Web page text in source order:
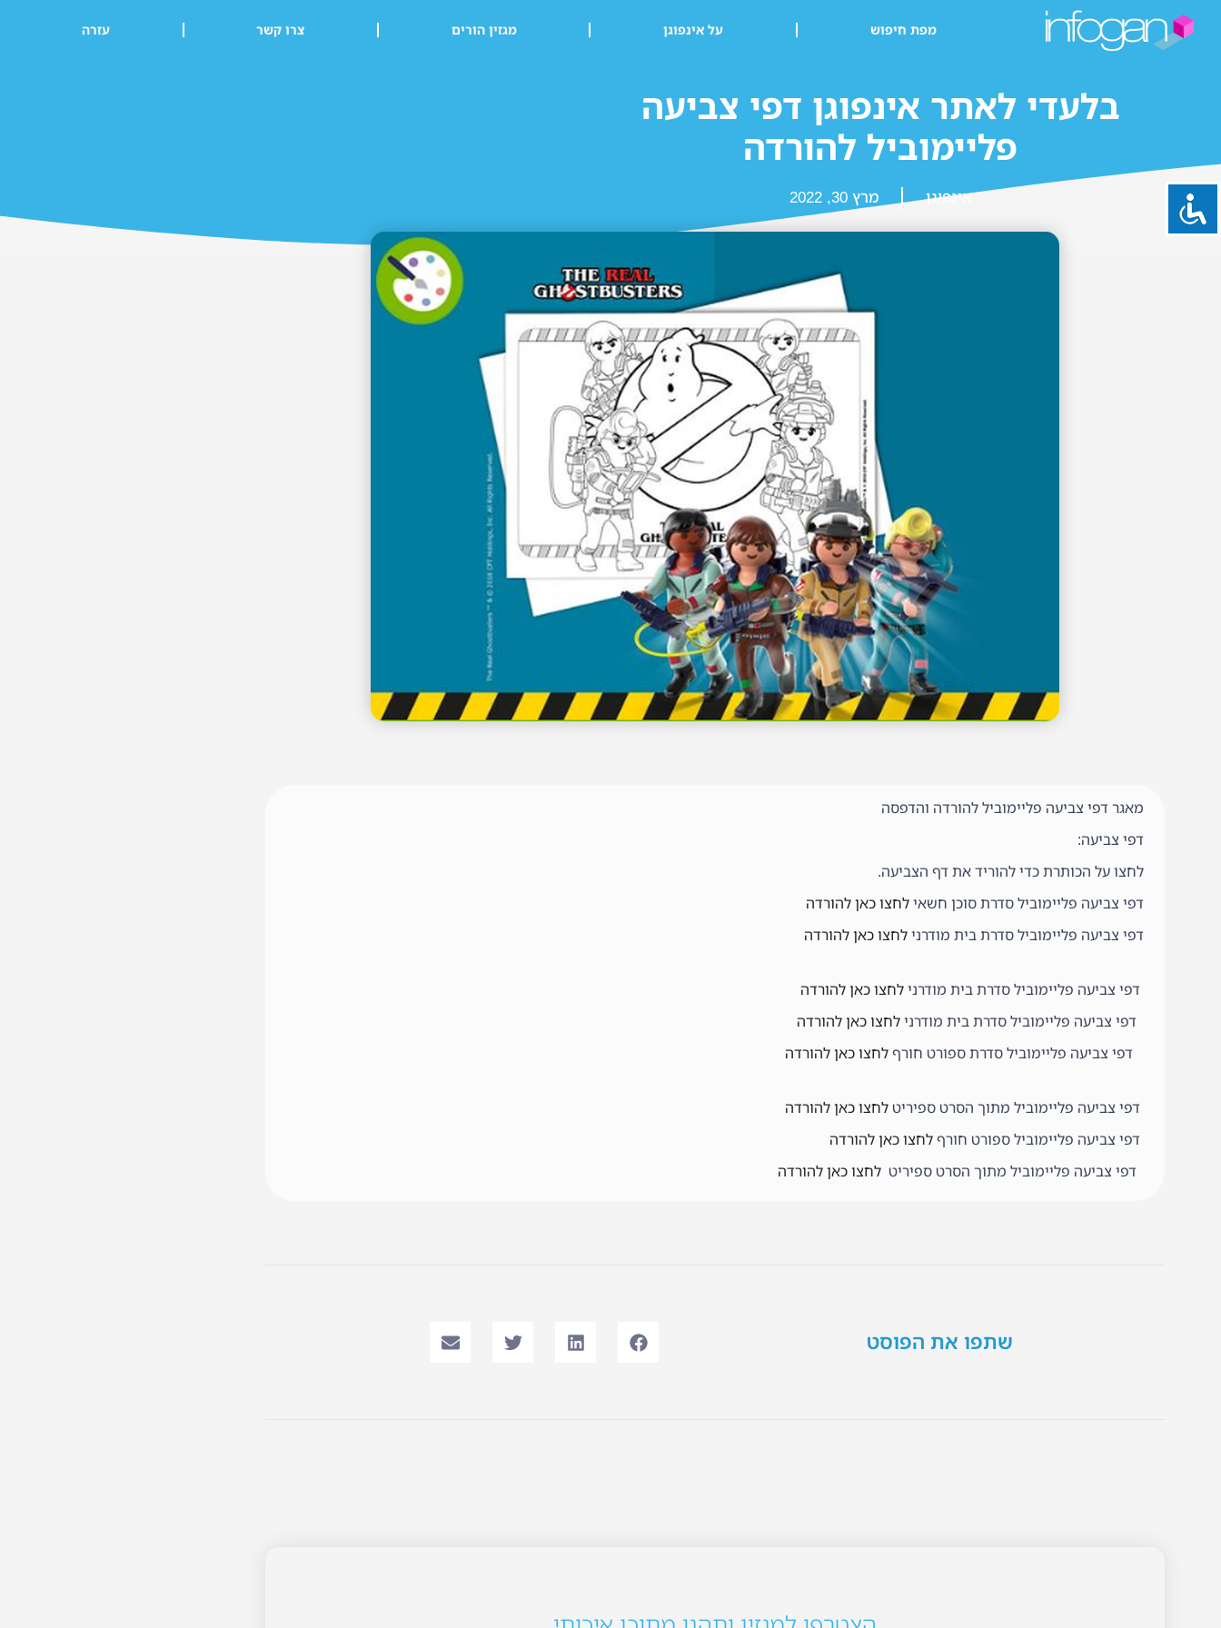
מפת חיפוש על אינפוגן מגזין הורים צרו קשר עזרה
בלעדי לאתר אינפוגן דפי צביעה
פליימוביל להורדה
אינפוגן מרץ 30, 2022
מאגר דפי צביעה פליימוביל להורדה והדפסה
דפי צביעה:
לחצו על הכותרת כדי להוריד את דף הצביעה.
דפי צביעה פליימוביל סדרת סוכן חשאי לחצו כאן להורדה
דפי צביעה פליימוביל סדרת בית מודרני לחצו כאן להורדה
דפי צביעה פליימוביל סדרת בית מודרני לחצו כאן להורדה
דפי צביעה פליימוביל סדרת בית מודרני לחצו כאן להורדה
דפי צביעה פליימוביל סדרת ספורט חורף לחצו כאן להורדה
דפי צביעה פליימוביל מתוך הסרט ספיריט לחצו כאן להורדה
דפי צביעה פליימוביל ספורט חורף לחצו כאן להורדה
דפי צביעה פליימוביל מתוך הסרט ספיריט לחצו כאן להורדה
שתפו את הפוסט